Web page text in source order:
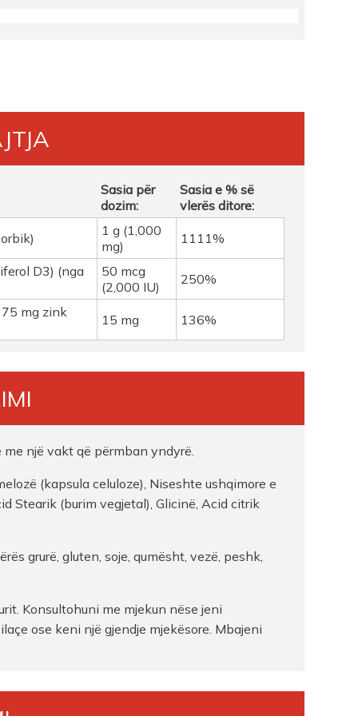
Sasia për
dozim:
Sasia e % së
vlerës ditore:
1 g (1,000
mg)
1111%
D3) (nga
50 mcg
(2,000 IU)
250%
mg zink 15 mg 136%
një vakt që përmban yndyrë.
(kapsula celuloze), Niseshte ushqimore e
Stearik (burim vegjetal), Glicinë, Acid citrik
grurë, gluten, soje, qumësht, vezë, peshk,
Konsultohuni me mjekun nëse jeni
ose keni një gjendje mjekësore. Mbajeni